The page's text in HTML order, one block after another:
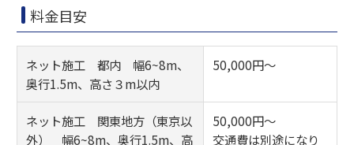
料金目安
ネット施工 都内 幅6~8m、
奥行1.5m、高さ３m以内
50,000円〜
ネット施工 関東地方（東京以
外） 幅6~8m、奥行1.5m、高
50,000円〜
交通費は別途になり